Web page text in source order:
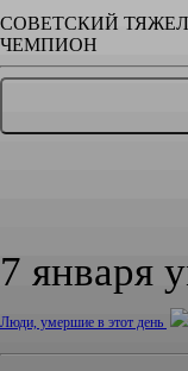
СОВЕТСКИЙ
ЧЕМПИОН
7 января
Люди, умершие в этот день